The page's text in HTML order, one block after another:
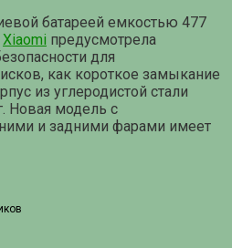
батареей емкостью 477
Xiaomi предусмотрела
для
как короткое замыкание
из углеродистой стали
Новая модель с
и задними фарами имеет